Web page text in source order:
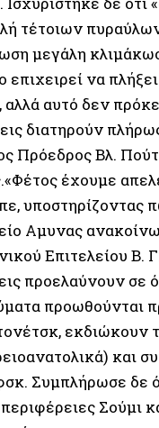
τέτοιων
μεγάλη
να
αυτό δεν
διατηρούν
Πρόεδρος Βλ.
έχουμε
Αμυνας
Επιτελείου
προελαύνουν
προωθούνται
εκδιώκουν
και
Συμπλήρωσε δε
περιφέρειες